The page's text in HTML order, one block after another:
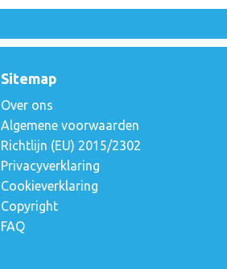
Sitemap
Over ons
Algemene voorwaarden
Richtlijn (EU) 2015/2302
Privacyverklaring
Cookieverklaring
Copyright
FAQ